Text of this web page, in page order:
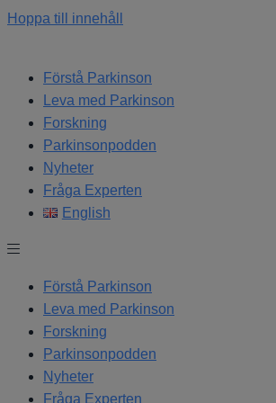
Hoppa till innehåll
Förstå Parkinson
Leva med Parkinson
Forskning
Parkinsonpodden
Nyheter
Fråga Experten
English
Förstå Parkinson
Leva med Parkinson
Forskning
Parkinsonpodden
Nyheter
Fråga Experten